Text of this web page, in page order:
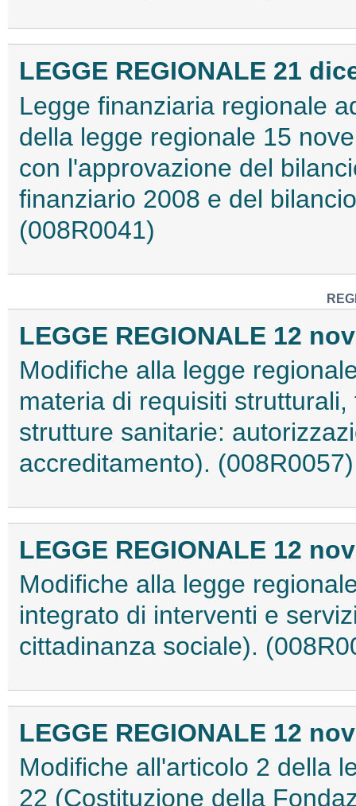
LEGGE REGIONALE 21
Legge finanziaria regionale
della legge regionale 15
con l'approvazione del
finanziario 2008 e del
(008R0041)
LEGGE REGIONALE 12
Modifiche alla legge
materia di requisiti
strutture sanitarie:
accreditamento). (008R0057)
LEGGE REGIONALE 12
Modifiche alla legge
integrato di interventi e
cittadinanza sociale).
LEGGE REGIONALE 12
Modifiche all'articolo 2 della
22 (Costituzione della